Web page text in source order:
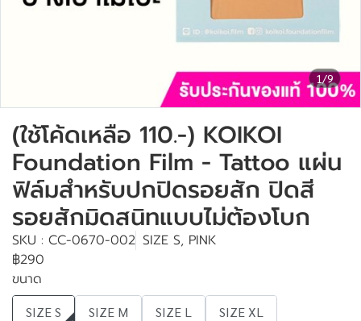
1/9
(ใช้โค้ดเหลือ 110.-) KOIKOI
Foundation Film - Tattoo แผ่น
ฟิล์มสำหรับปกปิดรอยสัก ปิดสี
รอยสักมิดสนิทแบบไม่ต้องโบก
SKU : CC-0670-002 SIZE S, PINK
฿290
ขนาด
SIZE S SIZE M SIZE L SIZE XL